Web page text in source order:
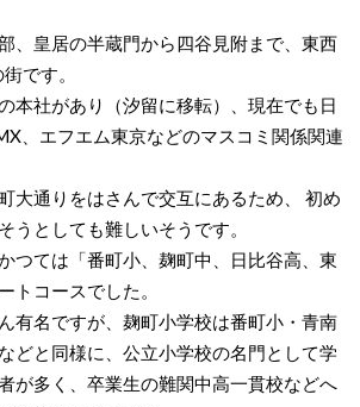
、皇居の半蔵門から四谷見附まで、東西
です。
本社があり（汐留に移転）、現在でも日
、エフエム東京などのマスコミ関係関連
大通りをはさんで交互にあるため、 初め
うとしても難しいそうです。
つては「番町小、麹町中、日比谷高、東
トコースでした。
有名ですが、麹町小学校は番町小・青南
どと同様に、公立小学校の名門として学
が多く、卒業生の難関中高一貫校などへ